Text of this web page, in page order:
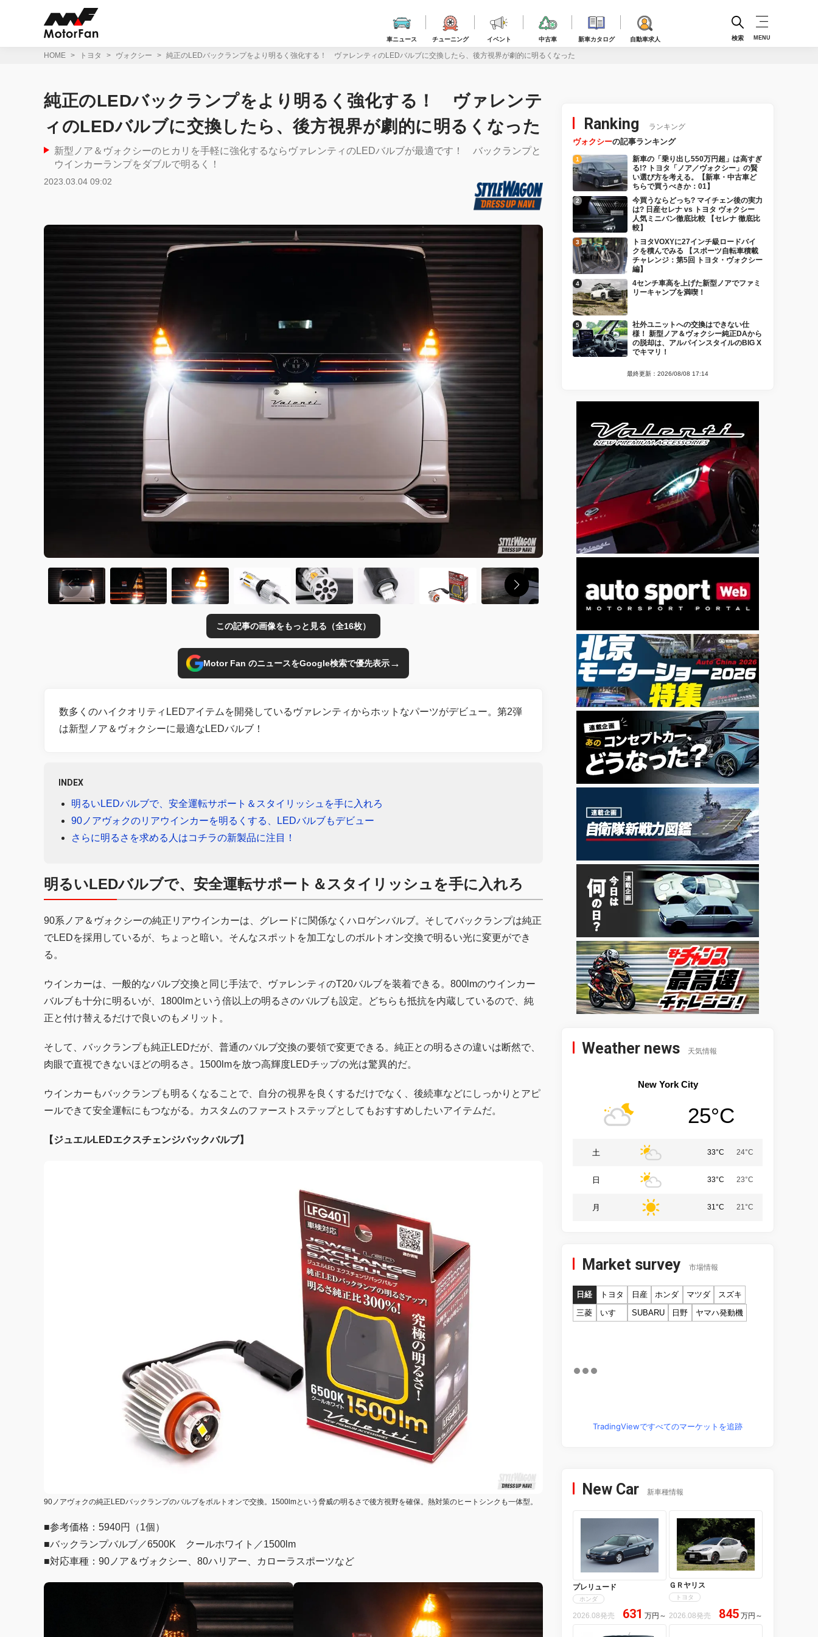
車ニュース チューニング イベント 中古車 新車カタログ 自動車求人 検索 MENU
HOME トヨタ ヴォクシー 純正のLEDバックランプをより明るく強化する！ ヴァレンティのLEDバルブに交換したら、後方視界が劇的に明るくなった
純正のLEDバックランプをより明るく強化する！ ヴァレンテ
ィのLEDバルブに交換したら、後方視界が劇的に明るくなった
新型ノア＆ヴォクシーのヒカリを手軽に強化するならヴァレンティのLEDバルブが最適です！ バックランプと
ウインカーランプをダブルで明るく！
2023.03.04 09:02
この記事の画像をもっと見る（全16枚）
Motor Fan のニュースをGoogle検索で優先表示→
数多くのハイクオリティLEDアイテムを開発しているヴァレンティからホットなパーツがデビュー。第2弾
は新型ノア＆ヴォクシーに最適なLEDバルブ！
INDEX
明るいLEDバルブで、安全運転サポート＆スタイリッシュを手に入れろ
90ノアヴォクのリアウインカーを明るくする、LEDバルブもデビュー
さらに明るさを求める人はコチラの新製品に注目！
明るいLEDバルブで、安全運転サポート＆スタイリッシュを手に入れろ
90系ノア＆ヴォクシーの純正リアウインカーは、グレードに関係なくハロゲンバルブ。そしてバックランプは純正
でLEDを採用しているが、ちょっと暗い。そんなスポットを加工なしのボルトオン交換で明るい光に変更ができ
る。
ウインカーは、一般的なバルブ交換と同じ手法で、ヴァレンティのT20バルブを装着できる。800lmのウインカー
バルブも十分に明るいが、1800lmという倍以上の明るさのバルブも設定。どちらも抵抗を内蔵しているので、純
正と付け替えるだけで良いのもメリット。
そして、バックランプも純正LEDだが、普通のバルブ交換の要領で変更できる。純正との明るさの違いは断然で、
肉眼で直視できないほどの明るさ。1500lmを放つ高輝度LEDチップの光は驚異的だ。
ウインカーもバックランプも明るくなることで、自分の視界を良くするだけでなく、後続車などにしっかりとアピ
ールできて安全運転にもつながる。カスタムのファーストステップとしてもおすすめしたいアイテムだ。
【ジュエルLEDエクスチェンジバックバルブ】
90ノアヴォクの純正LEDバックランプのバルブをボルトオンで交換。1500lmという脅威の明るさで後方視野を確保。熱対策のヒートシンクも一体型。
■参考価格：5940円（1個）
■バックランプバルブ／6500K クールホワイト／1500lm
■対応車種：90ノア＆ヴォクシー、80ハリアー、カローラスポーツなど
Ranking ランキング
ヴォクシーの記事ランキング
新車の「乗り出し550万円超」は高すぎ
る!? トヨタ「ノア／ヴォクシー」の賢
い選び方を考える。【新車・中古車ど
ちらで買うべきか：01】
今買うならどっち? マイチェン後の実力
は? 日産セレナ vs トヨタ ヴォクシー
人気ミニバン徹底比較 【セレナ 徹底比
較】
トヨタVOXYに27インチ級ロードバイ
クを積んでみる 【スポーツ自転車積載
チャレンジ：第5回 トヨタ・ヴォクシー
編】
4センチ車高を上げた新型ノアでファミ
リーキャンプを満喫！
社外ユニットへの交換はできない仕
様！ 新型ノア＆ヴォクシー純正DAから
の脱却は、アルパインスタイルのBIG X
でキマリ！
最終更新：2026/08/08 17:14
Weather news 天気情報
New York City
25°C
土 33°C 24°C
日 33°C 23°C
月 31°C 21°C
Market survey 市場情報
日経 トヨタ 日産 ホンダ マツダ
スズキ
三菱
いすゞ SUBARU 日野 ヤマハ発動機
TradingViewですべてのマーケットを追跡
New Car 新車種情報
プレリュード
ホンダ
2026.08発売 631 万円 ～
ＧＲヤリス
トヨタ
2026.08発売 845 万円 ～